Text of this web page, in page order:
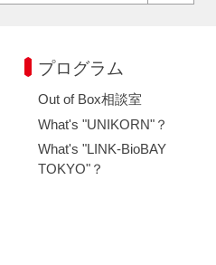
プログラム
Out of Box相談室
What's "UNIKORN"？
What's "LINK-BioBAY
TOKYO"？